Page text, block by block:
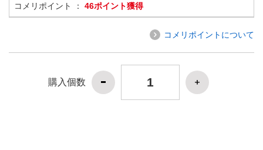
コメリポイント ： 46ポイント獲得
コメリポイントについて
購入個数